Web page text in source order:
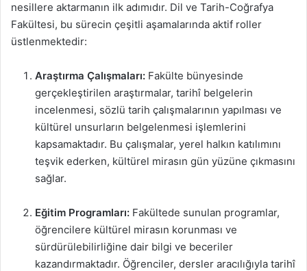
nesillere aktarmanın ilk adımıdır. Dil ve Tarih-Coğrafya
Fakültesi, bu sürecin çeşitli aşamalarında aktif roller
üstlenmektedir:
Araştırma Çalışmaları: Fakülte bünyesinde
gerçekleştirilen araştırmalar, tarihî belgelerin
incelenmesi, sözlü tarih çalışmalarının yapılması ve
kültürel unsurların belgelenmesi işlemlerini
kapsamaktadır. Bu çalışmalar, yerel halkın katılımını
teşvik ederken, kültürel mirasın gün yüzüne çıkmasını
sağlar.
Eğitim Programları: Fakültede sunulan programlar,
öğrencilere kültürel mirasın korunması ve
sürdürülebilirliğine dair bilgi ve beceriler
kazandırmaktadır. Öğrenciler, dersler aracılığıyla tarihî